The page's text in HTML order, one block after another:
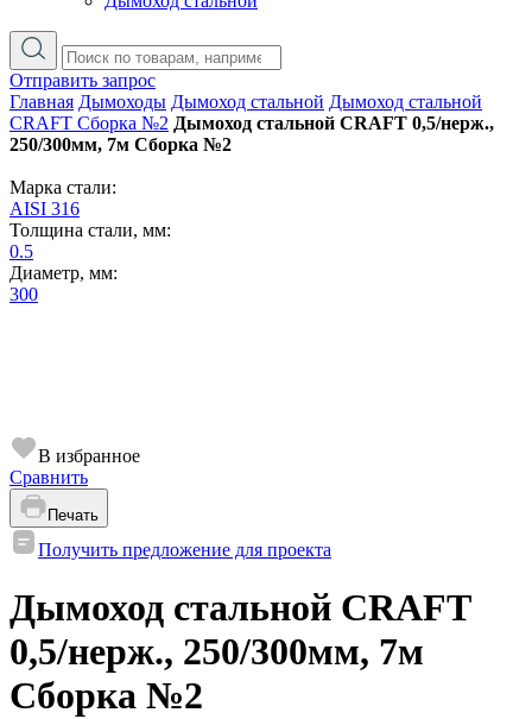
Отправить запрос
Главная Дымоходы Дымоход стальной Дымоход стальной
CRAFT Сборка №2 Дымоход стальной CRAFT 0,5/нерж.,
250/300мм, 7м Сборка №2
Марка стали:
AISI 316
Толщина стали, мм:
0.5
Диаметр, мм:
300
В избранное
Сравнить
Печать
Получить предложение для проекта
Дымоход стальной CRAFT
0,5/нерж., 250/300мм, 7м
Сборка №2